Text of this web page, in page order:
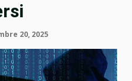
20, 2025